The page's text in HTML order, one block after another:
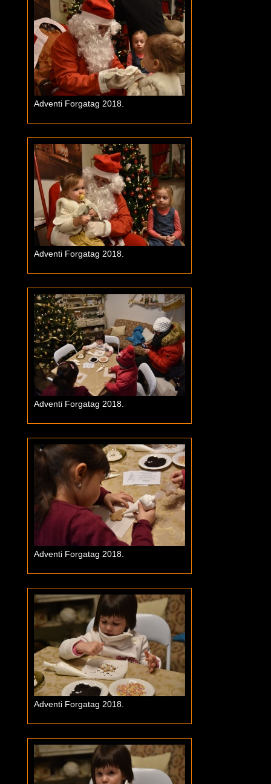
Adventi Forgatag 2018.
Adventi Forgatag 2018.
Adventi Forgatag 2018.
Adventi Forgatag 2018.
Adventi Forgatag 2018.